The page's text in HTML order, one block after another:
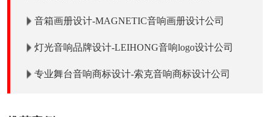
音箱画册设计-MAGNETIC音响画册设计公司
灯光音响品牌设计-LEIHONG音响logo设计公司
专业舞台音响商标设计-索克音响商标设计公司